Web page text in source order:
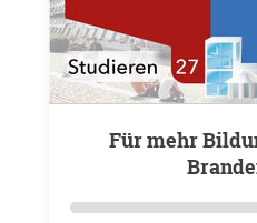
Für mehr Bildungschancen in